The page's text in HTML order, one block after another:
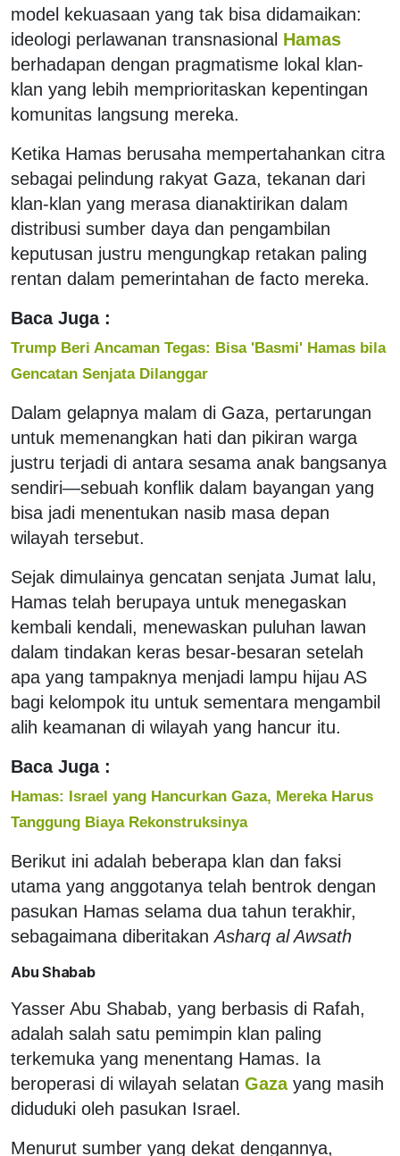
model kekuasaan yang tak bisa didamaikan:
ideologi perlawanan transnasional Hamas
berhadapan dengan pragmatisme lokal klan-
klan yang lebih memprioritaskan kepentingan
komunitas langsung mereka.
Ketika Hamas berusaha mempertahankan citra
sebagai pelindung rakyat Gaza, tekanan dari
klan-klan yang merasa dianaktirikan dalam
distribusi sumber daya dan pengambilan
keputusan justru mengungkap retakan paling
rentan dalam pemerintahan de facto mereka.
Baca Juga :
Trump Beri Ancaman Tegas: Bisa 'Basmi' Hamas bila
Gencatan Senjata Dilanggar
Dalam gelapnya malam di Gaza, pertarungan
untuk memenangkan hati dan pikiran warga
justru terjadi di antara sesama anak bangsanya
sendiri—sebuah konflik dalam bayangan yang
bisa jadi menentukan nasib masa depan
wilayah tersebut.
Sejak dimulainya gencatan senjata Jumat lalu,
Hamas telah berupaya untuk menegaskan
kembali kendali, menewaskan puluhan lawan
dalam tindakan keras besar-besaran setelah
apa yang tampaknya menjadi lampu hijau AS
bagi kelompok itu untuk sementara mengambil
alih keamanan di wilayah yang hancur itu.
Baca Juga :
Hamas: Israel yang Hancurkan Gaza, Mereka Harus
Tanggung Biaya Rekonstruksinya
Berikut ini adalah beberapa klan dan faksi
utama yang anggotanya telah bentrok dengan
pasukan Hamas selama dua tahun terakhir,
sebagaimana diberitakanAsharq al Awsath
Abu Shabab
Yasser Abu Shabab, yang berbasis di Rafah,
adalah salah satu pemimpin klan paling
terkemuka yang menentang Hamas. Ia
beroperasi di wilayah selatan Gaza yang masih
diduduki oleh pasukan Israel.
Menurut sumber yang dekat dengannya,